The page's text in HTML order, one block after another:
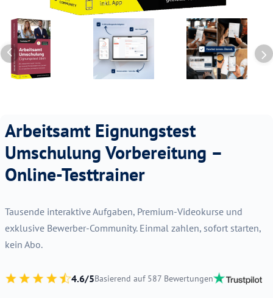
Arbeitsamt Eignungstest
Umschulung Vorbereitung –
Online-Testtrainer
Tausende interaktive Aufgaben, Premium-Videokurse und
exklusive Bewerber-Community. Einmal zahlen, sofort starten,
kein Abo.
4.6/5Basierend auf 587 Bewertungen